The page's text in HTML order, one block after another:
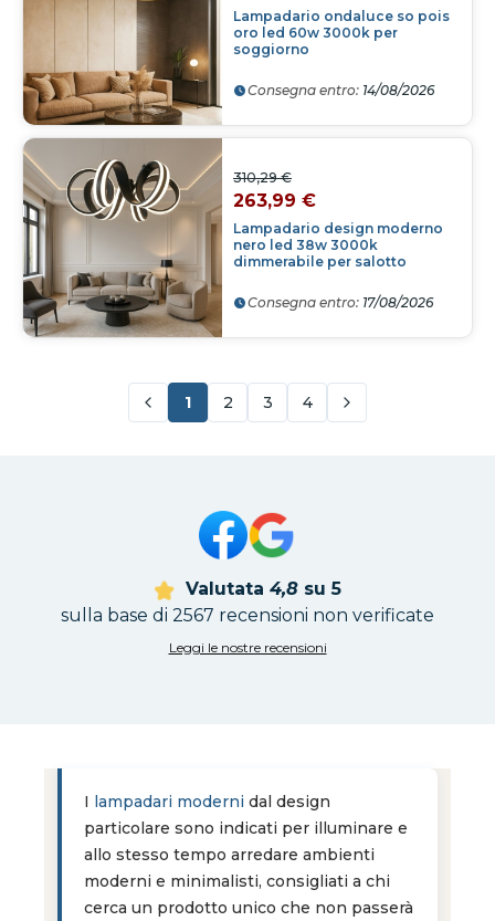
Lampadario ondaluce so pois
oro led 60w 3000k per
soggiorno
Consegna entro: 14/08/2026
Lampadario design moderno
nero led 38w 3000k
dimmerabile per salotto
310,29 €
263,99 €
Consegna entro: 17/08/2026
1 2 3 4
Valutata 4,8su 5
sulla base di 2567 recensioni non verificate
Leggi le nostre recensioni
I lampadari moderni dal design
particolare sono indicati per illuminare e
allo stesso tempo arredare ambienti
moderni e minimalisti, consigliati a chi
cerca un prodotto unico che non passerà